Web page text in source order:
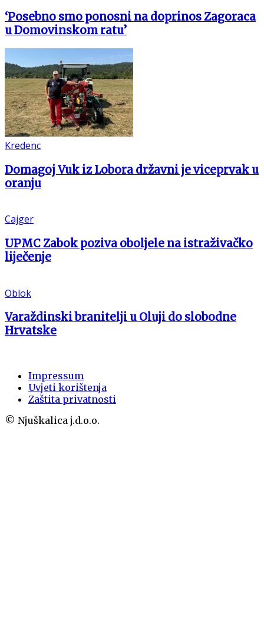
‘Posebno smo ponosni na doprinos Zagoraca
u Domovinskom ratu’
Kredenc
Domagoj Vuk iz Lobora državni je viceprvak u
oranju
Cajger
UPMC Zabok poziva oboljele na istraživačko
liječenje
Oblok
Varaždinski branitelji u Oluji do slobodne
Hrvatske
Impressum
Uvjeti korištenja
Zaštita privatnosti
© Njuškalica j.d.o.o.